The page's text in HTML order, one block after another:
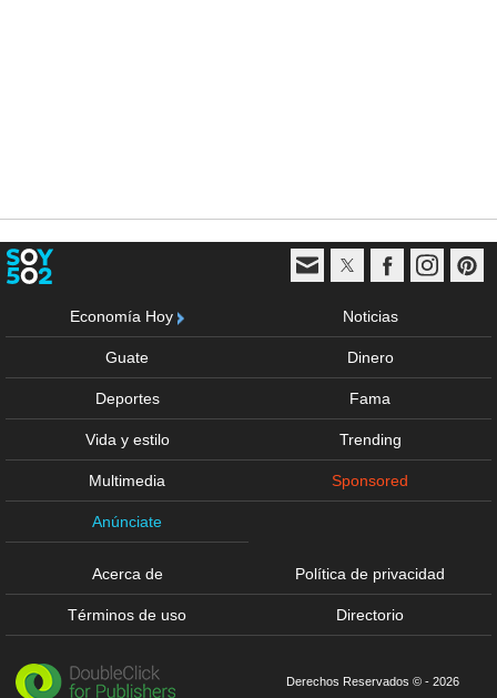
Economía Hoy Noticias
Guate Dinero
Deportes Fama
Vida y estilo Trending
Multimedia Sponsored
Anúnciate
Acerca de Política de privacidad
Términos de uso Directorio
Derechos Reservados © - 2026